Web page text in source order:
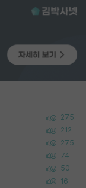
275
212
275
74
50
16